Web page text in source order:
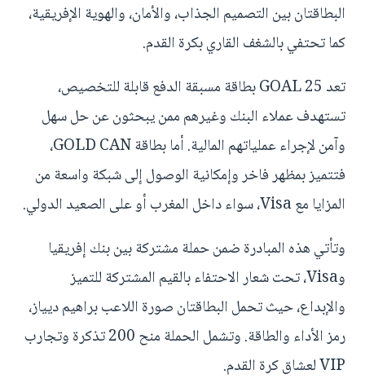
البطاقتان بين التصميم الجذاب، والأمان، والهوية الإفريقية،
كما تحتفي بالشغف القاري بكرة القدم.
تعد GOAL 25 بطاقة مسبقة الدفع قابلة للتخصيص،
تستهدف عملاء البنك وغيرهم ممن يبحثون عن حل سهل
وآمن لإجراء عملياتهم المالية. أما بطاقة GOLD CAN،
فتتميز بمظهر فاخر وإمكانية الوصول إلى شبكة واسعة من
المزايا مع Visa، سواء داخل المغرب أو على الصعيد الدولي.
وتأتي هذه المبادرة ضمن حملة مشتركة بين بنك إفريقيا
وVisa، تحت شعار الاحتفاء بالقيم المشتركة للتميز
والإبداع، حيث تحمل البطاقتان صورة اللاعب براهيم ديياز،
رمز الأداء والطاقة. وتشمل الحملة منح 200 تذكرة وتجارب
VIP لعشاق كرة القدم.